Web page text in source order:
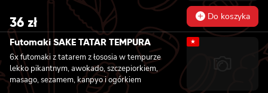
36 zł Do koszyka
Futomaki SAKE TATAR TEMPURA
6x futomaki z tatarem z łososia w tempurze
lekko pikantnym, awokado, szczepiorkiem,
masago, sezamem, kanpyo i ogórkiem
★